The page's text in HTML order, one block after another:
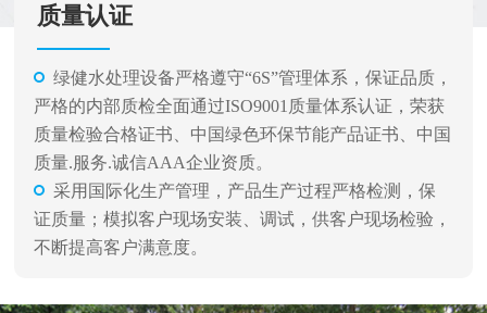
质量认证
绿健水处理设备严格遵守“6S”管理体系，保证品质，
严格的内部质检全面通过ISO9001质量体系认证，荣获
质量检验合格证书、中国绿色环保节能产品证书、中国
质量.服务.诚信AAA企业资质。
采用国际化生产管理，产品生产过程严格检测，保
证质量；模拟客户现场安装、调试，供客户现场检验，
不断提高客户满意度。